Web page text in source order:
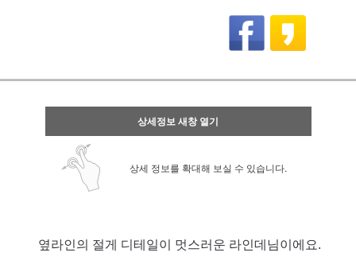
상세정보 새창 열기
상세 정보를 확대해 보실 수 있습니다.
옆라인의 절게 디테일이 멋스러운 라인데님이에요.